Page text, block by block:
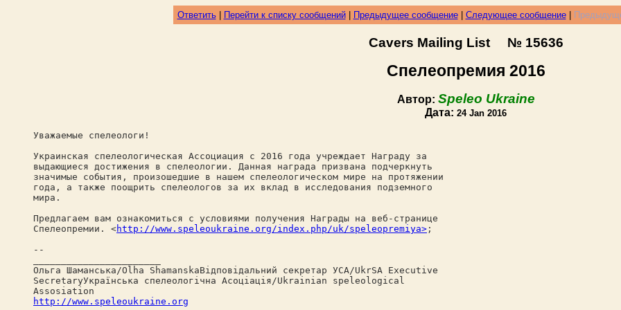
Ответить| Перейти к списку сообщений| Предыдущее сообщение| Следующее сообщение|
Cavers Mailing List № 15636
Спелеопремия 2016
Автор: Speleo Ukraine
Дата: 24 Jan 2016
Уважаемые спелеологи!
Украинская спелеологическая Ассоциация с 2016 года учреждает Награду за
выдающиеся достижения в спелеологии. Данная награда призвана подчеркнуть
значимые события, произошедшие в нашем спелеологическом мире на протяжении
года, а также поощрить спелеологов за их вклад в исследования подземного
мира.
Предлагаем вам ознакомиться с условиями получения Награды на веб-странице
Спелеопремии. <http://www.speleoukraine.org/index.php/uk/speleopremiya> ;
--
Ольга Шаманська/Olha ShamanskaВідповідальний секретар УСА/UkrSA Executive
SecretaryУкраїнська спелеологічна Асоціація/Ukrainian speleological
Assosiation
http://www.speleoukraine.org